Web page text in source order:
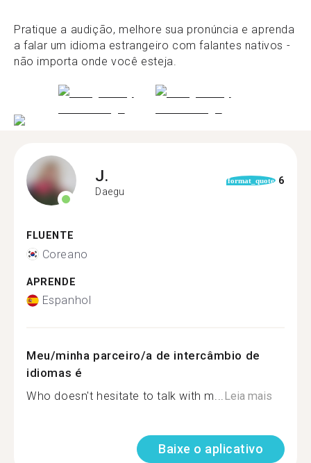
Pratique a audição, melhore sua pronúncia e aprenda
a falar um idioma estrangeiro com falantes nativos -
não importa onde você esteja.
J.
Daegu
format_quote 6
FLUENTE
Coreano
APRENDE
Espanhol
Meu/minha parceiro/a de intercâmbio de
idiomas é
Who doesn't hesitate to talk with m...Leia mais
Baixe o aplicativo